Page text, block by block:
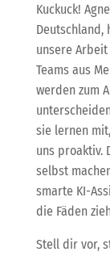
Kuckuck!
Deutschland,
unsere
Teams aus
werden zum
sie lernen
uns proaktiv.
selbst
smarte KI-
die Fäden
Stell dir vor,